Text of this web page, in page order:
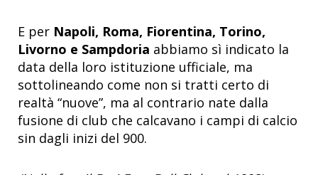
E per Napoli, Roma, Fiorentina, Torino,
Livorno e Sampdoria abbiamo sì indicato la
data della loro istituzione ufficiale, ma
sottolineando come non si tratti certo di
realtà “nuove”, ma al contrario nate dalla
fusione di club che calcavano i campi di calcio
sin dagli inizi del 900.